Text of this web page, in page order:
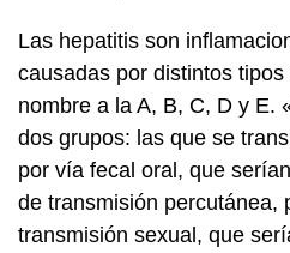
Las hepatitis son
causadas por distintos
nombre a la A, B, C, D y E.
dos grupos: las que se
por vía fecal oral, que
de transmisión percutánea,
transmisión sexual, que